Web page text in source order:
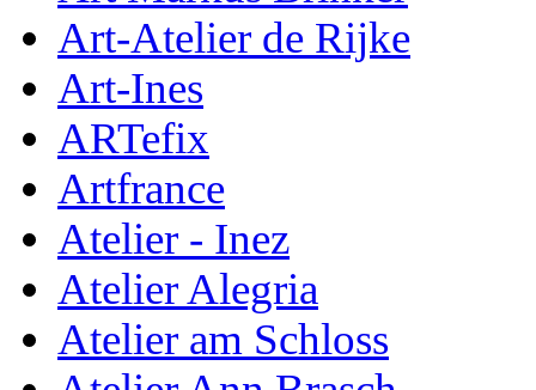
Art-Atelier de Rijke
Art-Ines
ARTefix
Artfrance
Atelier - Inez
Atelier Alegria
Atelier am Schloss